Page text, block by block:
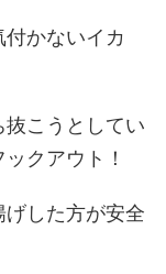
かないイカ
こうとしてい
クアウト！
した方が安全